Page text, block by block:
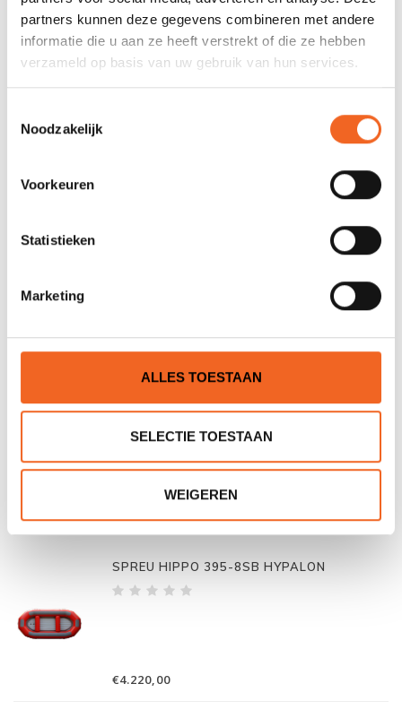
partners kunnen deze gegevens combineren met andere
informatie die u aan ze heeft verstrekt of die ze hebben
verzameld op basis van uw gebruik van hun services.
Noodzakelijk
Voorkeuren
Statistieken
Marketing
ALLES TOESTAAN
SELECTIE TOESTAAN
WEIGEREN
AQUA DESIGN PULSE 415 PVC
DROPSTITCH RAFT
€3.050,00
SPREU HIPPO 395-8SB HYPALON
€4.220,00